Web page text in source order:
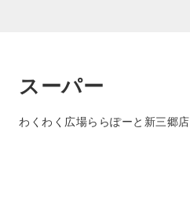
スーパー
わくわく広場ららぽーと新三郷店